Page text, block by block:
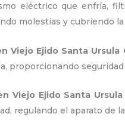
eléctrico que enfría,
molestias y cubriendo
Viejo Ejido Santa Ursula
proporcionando
Viejo Ejido Santa Ursula
regulando el aparato